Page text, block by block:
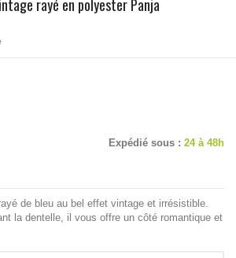
rayé en polyester Panja
Expédié sous : 24 à 48h
de bleu au bel effet vintage et irrésistible.
la dentelle, il vous offre un côté romantique et